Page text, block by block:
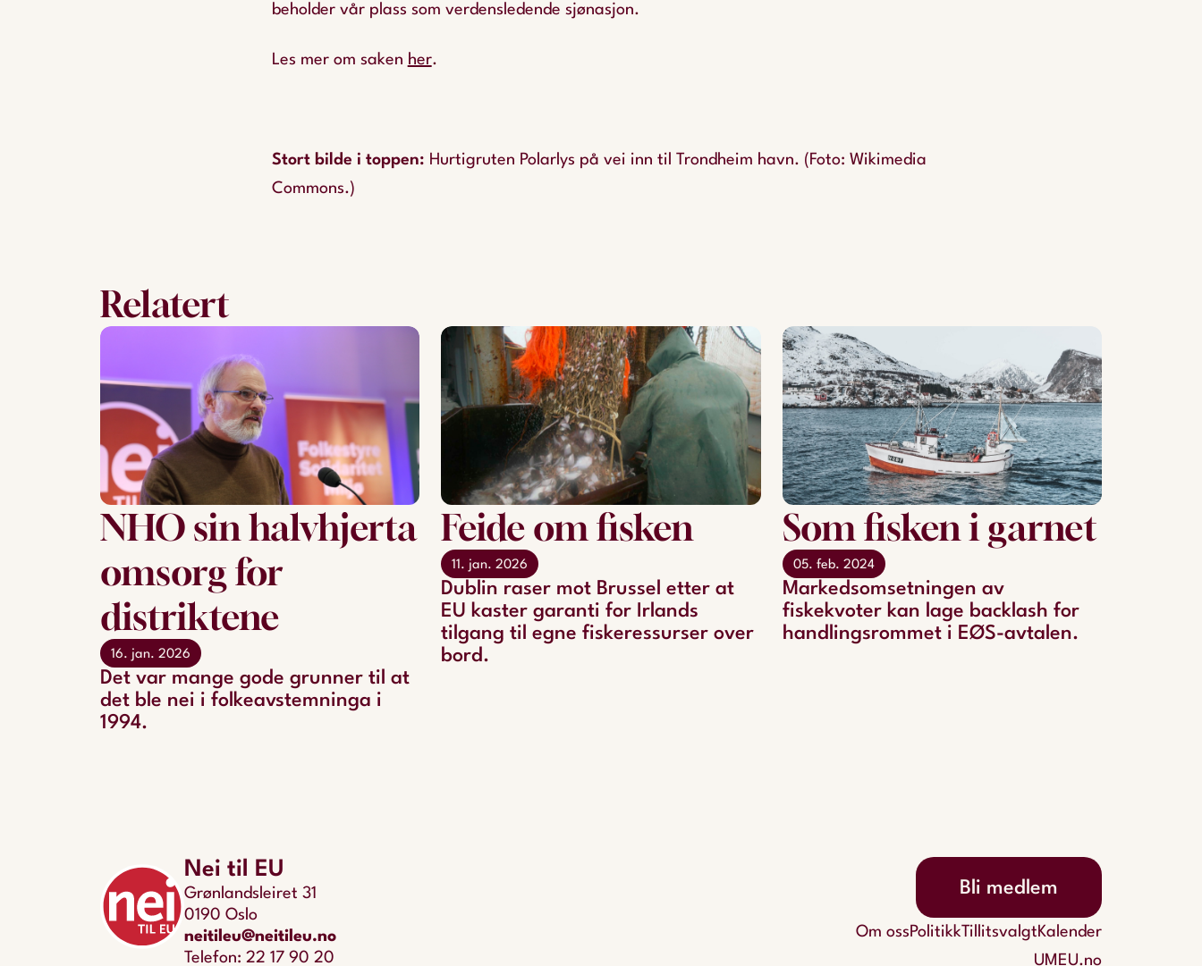
beholder vår plass som verdensledende sjønasjon.
Les mer om saken her.
Stort bilde i toppen: Hurtigruten Polarlys på vei inn til Trondheim havn. (Foto: Wikimedia
Commons.)
Relatert
NHO sin halvhjerta
omsorg for
distriktene
16. jan. 2026
Det var mange gode grunner til at
det ble nei i folkeavstemninga i
1994.
Feide om fisken
11. jan. 2026
Dublin raser mot Brussel etter at
EU kaster garanti for Irlands
tilgang til egne fiskeressurser over
bord.
Som fisken i garnet
05. feb. 2024
Markedsomsetningen av
fiskekvoter kan lage backlash for
handlingsrommet i EØS-avtalen.
Nei til EU
Grønlandsleiret 31
0190 Oslo
neitileu@neitileu.no
Telefon: 22 17 90 20
Bli medlem
Om oss PolitikkTillitsvalgtKalender
UMEU.no